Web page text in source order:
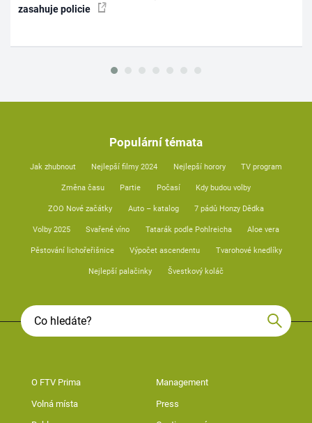
zasahuje policie
Populární témata
Jak zhubnout Nejlepší filmy 2024 Nejlepší horory TV program
Změna času Partie Počasí Kdy budou volby
ZOO Nové začátky Auto – katalog 7 pádů Honzy Dědka
Volby 2025 Svařené víno Tatarák podle Pohlreicha Aloe vera
Pěstování lichořeřišnice Výpočet ascendentu Tvarohové knedlíky
Nejlepší palačinky Švestkový koláč
O FTV Prima Management
Volná místa Press